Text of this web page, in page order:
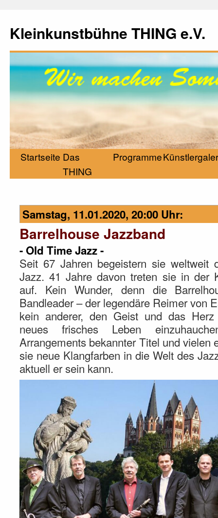
Kleinkunstbühne THING e.V.
Startseite Das
THING
Programme
Samstag, 11.01.2020, 20:00 Uhr:
Barrelhouse Jazzband
- Old Time Jazz -
Seit 67 Jahren begeistern sie weltweit
Jazz. 41 Jahre davon treten sie in der
auf. Kein Wunder, denn die
Bandleader – der legendäre Reimer von
kein anderer, den Geist und das Herz
neues frisches Leben
Arrangements bekannter Titel und vielen
sie neue Klangfarben in die Welt des
aktuell er sein kann.